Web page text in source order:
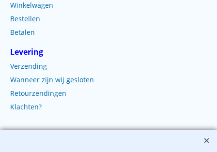
Winkelwagen
Bestellen
Betalen
Levering
Verzending
Wanneer zijn wij gesloten
Retourzendingen
Klachten?